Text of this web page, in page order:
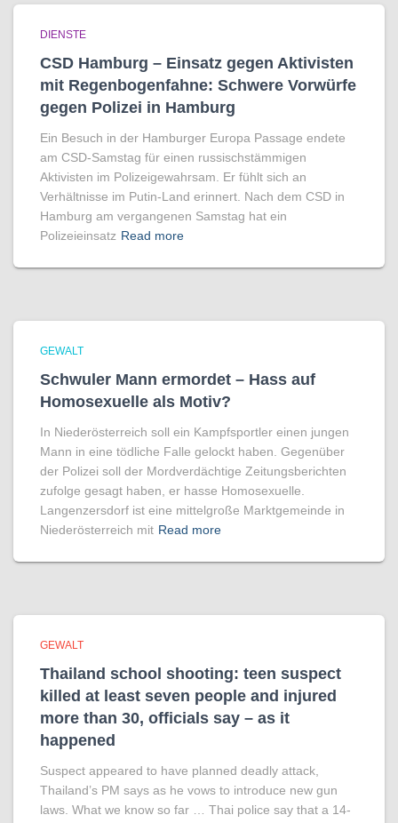
DIENSTE
CSD Hamburg – Einsatz gegen Aktivisten
mit Regenbogen­fahne: Schwere Vorwürfe
gegen Polizei in Hamburg
Ein Besuch in der Hamburger Europa Passage endete
am CSD-Samstag für einen russischstämmigen
Aktivisten im Polizeigewahrsam. Er fühlt sich an
Verhältnisse im Putin-Land erinnert. Nach dem CSD in
Hamburg am vergangenen Samstag hat ein
Polizeieinsatz Read more
GEWALT
Schwuler Mann ermordet – Hass auf
Homo­sexuelle als Motiv?
In Niederösterreich soll ein Kampfsportler einen jungen
Mann in eine tödliche Falle gelockt haben. Gegenüber
der Polizei soll der Mordverdächtige Zeitungsberichten
zufolge gesagt haben, er hasse Homosexuelle.
Langenzersdorf ist eine mittelgroße Marktgemeinde in
Niederösterreich mit Read more
GEWALT
Thailand school shooting: teen suspect
killed at least seven people and injured
more than 30, officials say – as it
happened
Suspect appeared to have planned deadly attack,
Thailand’s PM says as he vows to introduce new gun
laws. What we know so far … Thai police say that a 14-